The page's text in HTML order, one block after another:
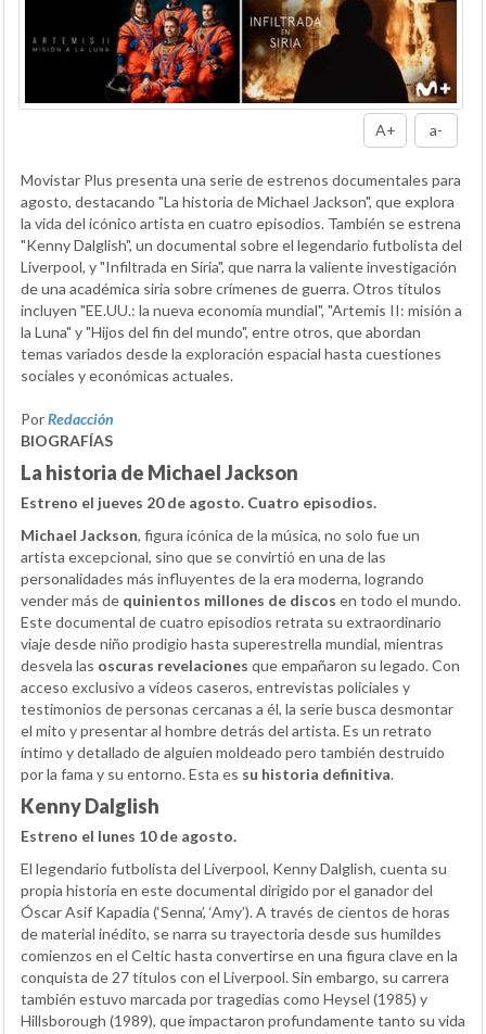
A+ a-
Movistar Plus presenta una serie de estrenos documentales para
agosto, destacando "La historia de Michael Jackson", que explora
la vida del icónico artista en cuatro episodios. También se estrena
"Kenny Dalglish", un documental sobre el legendario futbolista del
Liverpool, y "Infiltrada en Siria", que narra la valiente investigación
de una académica siria sobre crímenes de guerra. Otros títulos
incluyen "EE.UU.: la nueva economía mundial", "Artemis II: misión a
la Luna" y "Hijos del fin del mundo", entre otros, que abordan
temas variados desde la exploración espacial hasta cuestiones
sociales y económicas actuales.
PorRedacción
BIOGRAFÍAS
La historia de Michael Jackson
Estreno el jueves 20 de agosto. Cuatro episodios.
Michael Jackson, figura icónica de la música, no solo fue un
artista excepcional, sino que se convirtió en una de las
personalidades más influyentes de la era moderna, logrando
vender más de quinientos millones de discos en todo el mundo.
Este documental de cuatro episodios retrata su extraordinario
viaje desde niño prodigio hasta superestrella mundial, mientras
desvela las oscuras revelaciones que empañaron su legado. Con
acceso exclusivo a vídeos caseros, entrevistas policiales y
testimonios de personas cercanas a él, la serie busca desmontar
el mito y presentar al hombre detrás del artista. Es un retrato
íntimo y detallado de alguien moldeado pero también destruido
por la fama y su entorno. Esta es su historia definitiva.
Kenny Dalglish
Estreno el lunes 10 de agosto.
El legendario futbolista del Liverpool, Kenny Dalglish, cuenta su
propia historia en este documental dirigido por el ganador del
Óscar Asif Kapadia (‘Senna’, ‘Amy’). A través de cientos de horas
de material inédito, se narra su trayectoria desde sus humildes
comienzos en el Celtic hasta convertirse en una figura clave en la
conquista de 27 títulos con el Liverpool. Sin embargo, su carrera
también estuvo marcada por tragedias como Heysel (1985) y
Hillsborough (1989), que impactaron profundamente tanto su vida